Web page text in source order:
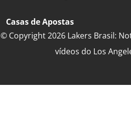
Casas de Apostas
© Copyright 2026 Lakers Brasil:
vídeos do Los